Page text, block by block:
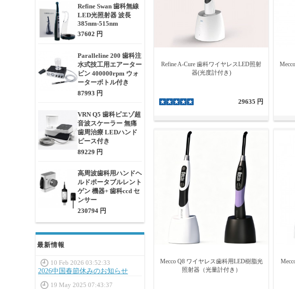
Refine Swan 歯科無線
LED光照射器 波長
385nm-515nm
37602 円
Paralleline 200 歯科注
水式技工用エアーター
ビン 400000rpm ウォ
ーターボトル付き
87993 円
VRN Q5 歯科ピエゾ超
音波スケーラー 無痛
歯周治療 LEDハンド
ピース付き
89229 円
高周波歯科用ハンドヘ
ルドポータブルレント
ゲン 機器+ 歯科ccd セ
ンサー
230794 円
最新情報
10 Feb 2026 03:52:33
2026中国春節休みのお知らせ
19 May 2025 07:43:37
を見つけることに重点を置く必要がありま
光照射器の照射器ライトチップと光照射器
さが低く、光の均一性と浸透力が強いです
ルが最も一般的な選択であり、治療中に使
Refine A-Cure 歯科ワイヤレスLED照射
器(光度計付き)
29635 円
Mecco Q8 ワイヤレス歯科用LED樹脂光
照射器（光量計付き）